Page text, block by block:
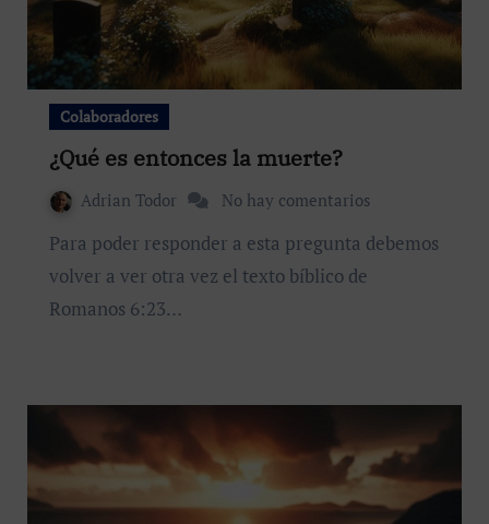
Colaboradores
¿Qué es entonces la muerte?
Adrian Todor No hay comentarios
Para poder responder a esta pregunta debemos
volver a ver otra vez el texto bíblico de
Romanos 6:23…